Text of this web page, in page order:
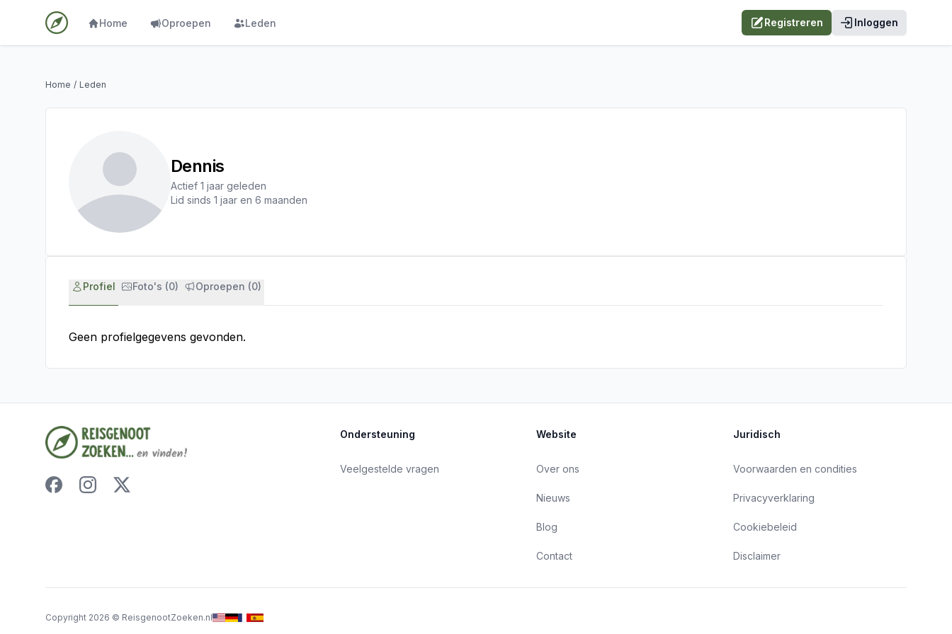
Home Oproepen Leden Registreren Inloggen
Home / Leden
Dennis
Actief 1 jaar geleden
Lid sinds 1 jaar en 6 maanden
Profiel Foto's (0) Oproepen (0)
Geen profielgegevens gevonden.
Ondersteuning
Veelgestelde vragen
Website
Over ons
Nieuws
Blog
Contact
Juridisch
Voorwaarden en condities
Privacyverklaring
Cookiebeleid
Disclaimer
Copyright 2026 © ReisgenootZoeken.nl